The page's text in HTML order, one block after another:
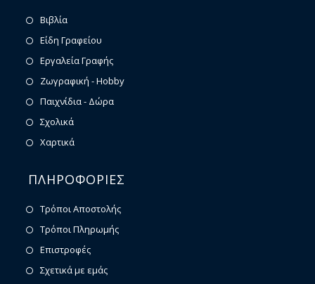
Βιβλία
Είδη Γραφείου
Εργαλεία Γραφής
Ζωγραφική - Hobby
Παιχνίδια - Δώρα
Σχολικά
Χαρτικά
ΠΛΗΡΟΦΟΡΙΕΣ
Τρόποι Αποστολής
Τρόποι Πληρωμής
Επιστροφές
Σχετικά με εμάς